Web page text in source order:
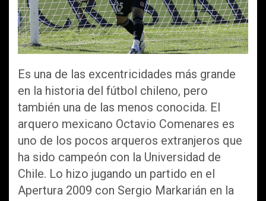
Es una de las excentricidades más grande
en la historia del fútbol chileno, pero
también una de las menos conocida. El
arquero mexicano Octavio Comenares es
uno de los pocos arqueros extranjeros que
ha sido campeón con la Universidad de
Chile. Lo hizo jugando un partido en el
Apertura 2009 con Sergio Markarián en la